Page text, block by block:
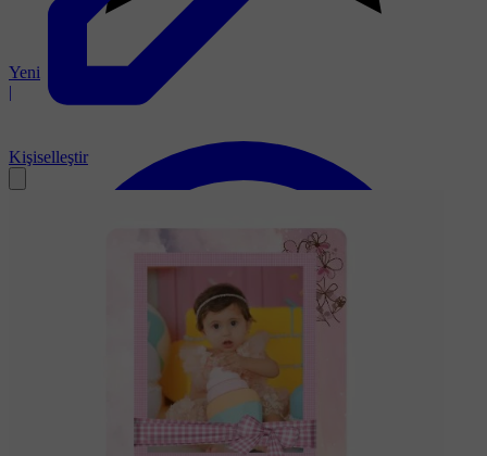
Yeni
|
Kişiselleştir